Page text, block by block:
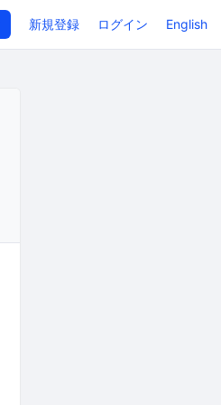
新規登録 ログイン English